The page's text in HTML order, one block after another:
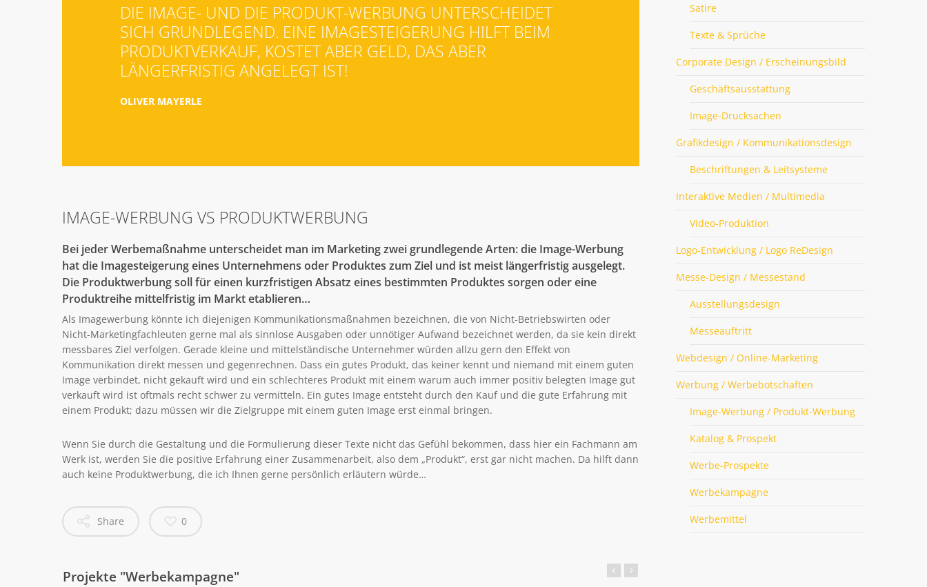
DIE IMAGE- UND DIE PRODUKT-WERBUNG UNTERSCHEIDET
SICH GRUNDLEGEND. EINE IMAGESTEIGERUNG HILFT BEIM
PRODUKTVERKAUF, KOSTET ABER GELD, DAS ABER
LÄNGERFRISTIG ANGELEGT IST!
OLIVER MAYERLE
IMAGE-WERBUNG VS PRODUKTWERBUNG
Bei jeder Werbemaßnahme unterscheidet man im Marketing zwei grundlegende Arten: die Image-Werbung
hat die Imagesteigerung eines Unternehmens oder Produktes zum Ziel und ist meist längerfristig ausgelegt.
Die Produktwerbung soll für einen kurzfristigen Absatz eines bestimmten Produktes sorgen oder eine
Produktreihe mittelfristig im Markt etablieren…
Als Imagewerbung könnte ich diejenigen Kommunikationsmaßnahmen bezeichnen, die von Nicht-Betriebswirten oder
Nicht-Marketingfachleuten gerne mal als sinnlose Ausgaben oder unnötiger Aufwand bezeichnet werden, da sie kein direkt
messbares Ziel verfolgen. Gerade kleine und mittelständische Unternehmer würden allzu gern den Effekt von
Kommunikation direkt messen und gegenrechnen. Dass ein gutes Produkt, das keiner kennt und niemand mit einem guten
Image verbindet, nicht gekauft wird und ein schlechteres Produkt mit einem warum auch immer positiv belegten Image gut
verkauft wird ist oftmals recht schwer zu vermitteln. Ein gutes Image entsteht durch den Kauf und die gute Erfahrung mit
einem Produkt; dazu müssen wir die Zielgruppe mit einem guten Image erst einmal bringen.
Wenn Sie durch die Gestaltung und die Formulierung dieser Texte nicht das Gefühl bekommen, dass hier ein Fachmann am
Werk ist, werden Sie die positive Erfahrung einer Zusammenarbeit, also dem „Produkt“, erst gar nicht machen. Da hilft dann
auch keine Produktwerbung, die ich Ihnen gerne persönlich erläutern würde…
Share 0
- Projekte "Werbekampagne"
Satire
Texte & Sprüche
Corporate Design / Erscheinungsbild
Geschäftsausstattung
Image-Drucksachen
Grafikdesign / Kommunikationsdesign
Beschriftungen & Leitsysteme
Interaktive Medien / Multimedia
Video-Produktion
Logo-Entwicklung / Logo ReDesign
Messe-Design / Messestand
Ausstellungsdesign
Messeauftritt
Webdesign / Online-Marketing
Werbung / Werbebotschaften
Image-Werbung / Produkt-Werbung
Katalog & Prospekt
Werbe-Prospekte
Werbekampagne
Werbemittel